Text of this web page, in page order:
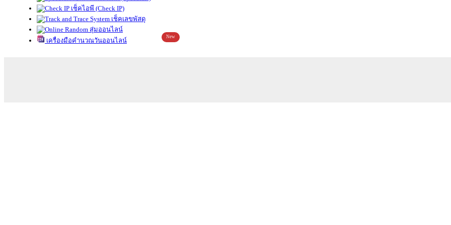
เช็คไอพี (Check IP)
เช็คเลขพัสดุ
สุ่มออนไลน์
เครื่องมือคำนวณวันออนไลน์
New